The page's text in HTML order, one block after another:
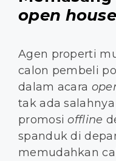
open house
Agen properti
calon pembeli
dalam acara
tak ada
promosioffline
spanduk di
memudahkan